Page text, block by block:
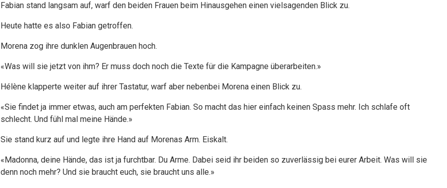
Fabian stand langsam auf, warf den beiden Frauen beim Hinausgehen einen vielsagenden Blick zu.
Heute hatte es also Fabian getroffen.
Morena zog ihre dunklen Augenbrauen hoch.
«Was will sie jetzt von ihm? Er muss doch noch die Texte für die Kampagne überarbeiten.»
Hélène klapperte weiter auf ihrer Tastatur, warf aber nebenbei Morena einen Blick zu.
«Sie findet ja immer etwas, auch am perfekten Fabian. So macht das hier einfach keinen Spass mehr. Ich schlafe oft
schlecht. Und fühl mal meine Hände.»
Sie stand kurz auf und legte ihre Hand auf Morenas Arm. Eiskalt.
«Madonna, deine Hände, das ist ja furchtbar. Du Arme. Dabei seid ihr beiden so zuverlässig bei eurer Arbeit. Was will sie
denn noch mehr? Und sie braucht euch, sie braucht uns alle.»